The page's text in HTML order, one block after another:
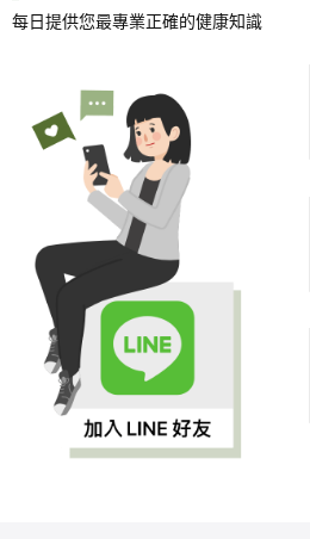
每日提供您最專業正確的健康知識